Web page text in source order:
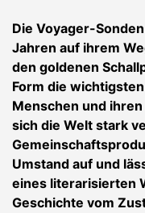
Die Voyager-
Jahren auf ihrem
den goldenen
Form die
Menschen und
sich die Welt stark
Umstand auf und
eines literarisierten
Geschichte vom